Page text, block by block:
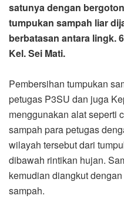
satunya dengan
tumpukan sampah liar
berbatasan antara lingk.
Kel. Sei Mati.
Pembersihan tumpukan
petugas P3SU dan juga
menggunakan alat seperti
sampah para petugas
wilayah tersebut dari
dibawah rintikan hujan.
kemudian diangkut
sampah.